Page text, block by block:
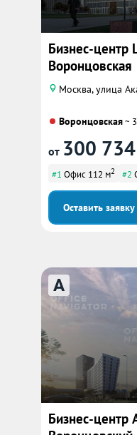
Бизнес-центр
Воронцовская
Москва, улица
Воронцовская~
от 300 734
#1 Офис 112 м2 #2
Оставить заявку
A
Бизнес-